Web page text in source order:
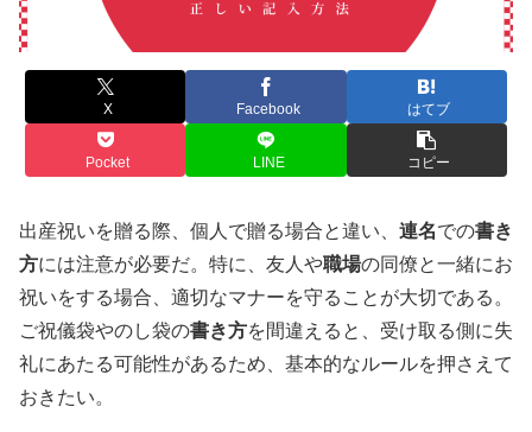
X Facebook はてブ
Pocket LINE コピー
出産祝いを贈る際、個人で贈る場合と違い、 連名での書き
方には注意が必要だ。特に、友人や職場の同僚と一緒にお
祝いをする場合、適切なマナーを守ることが大切である。
ご祝儀袋やのし袋の書き方を間違えると、受け取る側に失
礼にあたる可能性があるため、基本的なルールを押さえて
おきたい。